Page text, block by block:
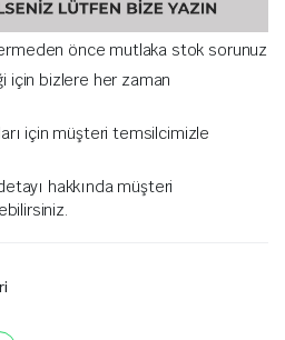
önce mutlaka stok sorunuz
için bizlere her zaman
için müşteri temsilcimizle
hakkında müşteri